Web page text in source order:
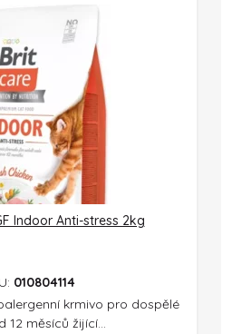
Indoor Anti-stress 2kg
010804114
krmivo pro dospělé
12 měsíců žijící...